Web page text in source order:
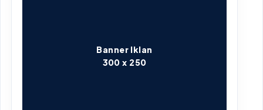
Banner Iklan
300 x 250